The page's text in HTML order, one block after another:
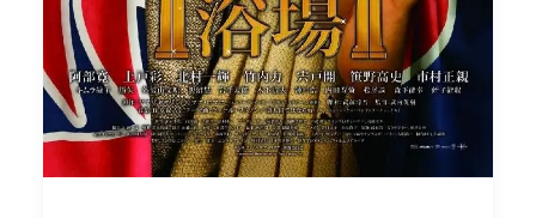
會員專區
SEARCH